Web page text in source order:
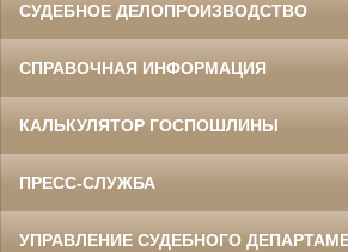
СУДЕБНОЕ ДЕЛОПРОИЗВОДСТВО
СПРАВОЧНАЯ ИНФОРМАЦИЯ
КАЛЬКУЛЯТОР ГОСПОШЛИНЫ
ПРЕСС-СЛУЖБА
УПРАВЛЕНИЕ СУДЕБНОГО